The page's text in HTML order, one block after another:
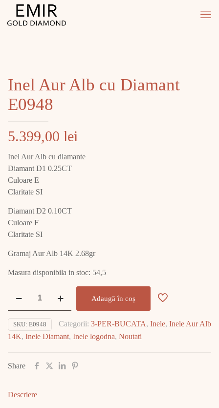
Inel Aur Alb cu Diamant
E0948
5.399,00 lei
Inel Aur Alb cu diamante
Diamant D1 0.25CT
Culoare E
Claritate SI
Diamant D2 0.10CT
Culoare F
Claritate SI
Gramaj Aur Alb 14K 2.68gr
Masura disponibila in stoc: 54,5
Alb
cu
E0948
Adaugă în coș
SKU: E0948 Categorii: 3-PER-BUCATA, Inele, Inele Aur Alb
14K, Inele Diamant, Inele logodna, Noutati
Share
Descriere